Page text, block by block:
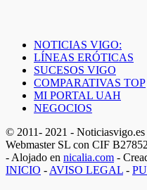
NOTICIAS VIGO:
LÍNEAS ERÓTICAS
SUCESOS VIGO
COMPARATIVAS TOP
MI PORTAL UAH
NEGOCIOS
© 2011- 2021 -
Webmaster SL con CIF
- Alojado en nicalia.com -
INICIO - AVISO LEGAL -